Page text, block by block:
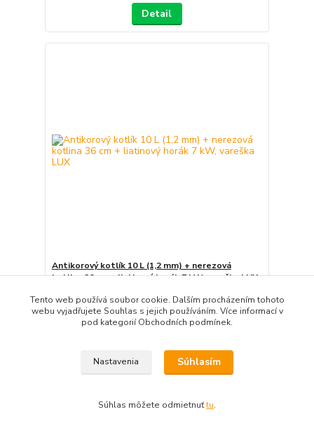
Detail
Antikorový kotlík 10 L (1,2 mm) + nerezová
kotlina 36 cm + liatinový horák 7 kW, vareška LUX
249,00 EUR / ks
202,44 EUR bez DPH expedícia 3-5 dní
Pridať do košíka
Tento web používá soubor cookie. Dalším procházením tohoto
webu vyjadřujete Souhlas s jejich používáním. Více informací v
pod kategorií Obchodních podmínek.
Nastavenia Súhlasím
Súhlas môžete odmietnuťtu.